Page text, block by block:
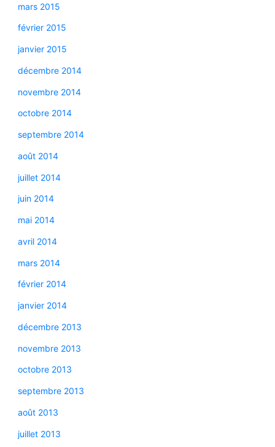
mars 2015
février 2015
janvier 2015
décembre 2014
novembre 2014
octobre 2014
septembre 2014
août 2014
juillet 2014
juin 2014
mai 2014
avril 2014
mars 2014
février 2014
janvier 2014
décembre 2013
novembre 2013
octobre 2013
septembre 2013
août 2013
juillet 2013